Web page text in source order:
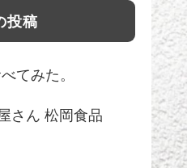
投稿
てみた。
さん 松岡食品